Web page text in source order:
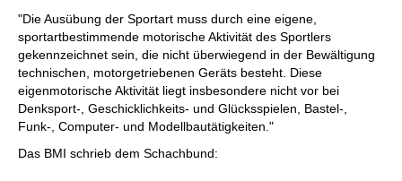
"Die Ausübung der Sportart muss durch eine eigene,
sportartbestimmende motorische Aktivität des Sportlers
gekennzeichnet sein, die nicht überwiegend in der Bewältigung
technischen, motorgetriebenen Geräts besteht. Diese
eigenmotorische Aktivität liegt insbesondere nicht vor bei
Denksport-, Geschicklichkeits- und Glücksspielen, Bastel-,
Funk-, Computer- und Modellbautätigkeiten."
Das BMI schrieb dem Schachbund: